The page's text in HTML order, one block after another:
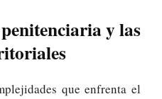
y las
que enfrenta el